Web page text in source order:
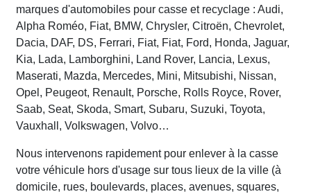
marques d'automobiles pour casse et recyclage : Audi,
Alpha Roméo, Fiat, BMW, Chrysler, Citroën, Chevrolet,
Dacia, DAF, DS, Ferrari, Fiat, Fiat, Ford, Honda, Jaguar,
Kia, Lada, Lamborghini, Land Rover, Lancia, Lexus,
Maserati, Mazda, Mercedes, Mini, Mitsubishi, Nissan,
Opel, Peugeot, Renault, Porsche, Rolls Royce, Rover,
Saab, Seat, Skoda, Smart, Subaru, Suzuki, Toyota,
Vauxhall, Volkswagen, Volvo…
Nous intervenons rapidement pour enlever à la casse
votre véhicule hors d'usage sur tous lieux de la ville (à
domicile, rues, boulevards, places, avenues, squares,